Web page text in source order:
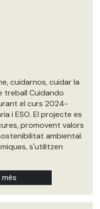
cuidarnos, cuidar la
treball Cuidando
el curs 2024-
i ESO. El projecte es
promovent valors
ambiental.
s'utilitzen